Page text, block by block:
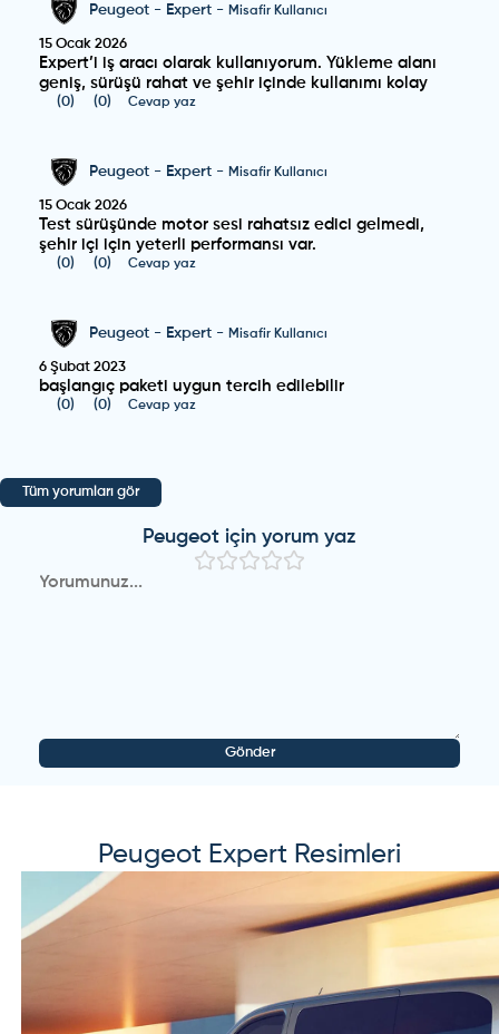
Peugeot - Expert - Misafir Kullanıcı
15 Ocak 2026
Expert’i iş aracı olarak kullanıyorum. Yükleme alanı
geniş, sürüşü rahat ve şehir içinde kullanımı kolay
(0) (0) Cevap yaz
Peugeot - Expert - Misafir Kullanıcı
15 Ocak 2026
Test sürüşünde motor sesi rahatsız edici gelmedi,
şehir içi için yeterli performansı var.
(0) (0) Cevap yaz
Peugeot - Expert - Misafir Kullanıcı
6 Şubat 2023
başlangıç paketi uygun tercih edilebilir
(0) (0) Cevap yaz
Tüm yorumları gör
Peugeot için yorum yaz
Gönder
Peugeot Expert Resimleri